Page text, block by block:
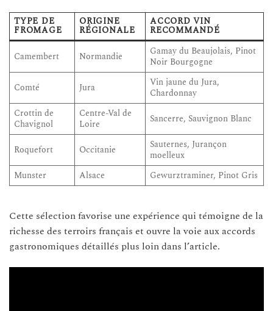
TYPE DE
FROMAGE
ORIGINE
RÉGIONALE
ACCORD VIN
RECOMMANDÉ
Camembert
Normandie
Gamay du Beaujolais, Pinot
Noir Bourgogne
Comté
Jura
Vin jaune du Jura,
Chardonnay
Crottin de
Chavignol
Centre-Val de
Loire
Sancerre, Sauvignon Blanc
Roquefort Occitanie
Sauternes, Jurançon
moelleux
Munster
Alsace Gewurztraminer, Pinot Gris
Cette sélection favorise une expérience qui témoigne de la
richesse des terroirs français et ouvre la voie aux accords
gastronomiques détaillés plus loin dans l’article.